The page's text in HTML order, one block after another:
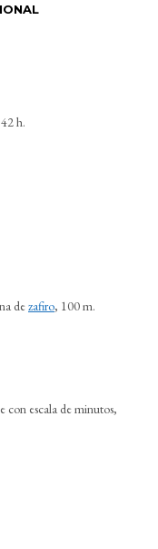
h.
dezafiro, 100 m.
con escala de minutos,